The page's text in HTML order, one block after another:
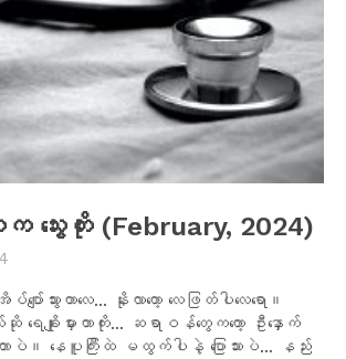
ေးတိုး (February, 2024)
ာ်သွားတာလေ... နိုးလာတော့ လေဖြတ်ပါလေရော။
ေချိုးမှားတာကိုး... ဆရာဝန်တွေကတော့ ဦးနှောက်
ာသားပဲ... နည်း